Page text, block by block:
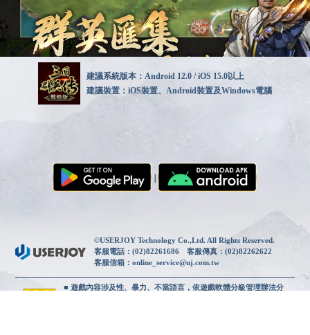
建議系統版本：Android 12.0 / iOS 15.0以上
建議裝置：iOS裝置、Android裝置及Windows電腦
｜使用者合約 ｜ 隱私權政策｜
©USERJOY Technology Co.,Ltd. All Rights Reserved.
客服電話：(02)82261686 客服傳真：(02)82262622
客服信箱：online_service@uj.com.tw
■ 遊戲內容涉及性、暴力、不當語言，依遊戲軟體分級管理辦法分